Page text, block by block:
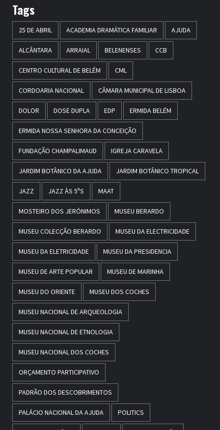
Tags
25 DE ABRIL ACADEMIA DRAMÁTICA FAMILIAR AJUDA
ALCÂNTARA ARRAIAL BELENENSES CCB
CENTRO CULTURAL DE BELÉM CML
CORDOARIA NACIONAL CÂMARA MUNICIPAL DE LISBOA
DOLOR DOSE DUPLA EDP ERMIDA BELÉM
ERMIDA NOSSA SENHORA DA CONCEIÇÃO
FUNDAÇÃO CHAMPALIMAUD IGREJA CARAVELA
JARDIM BOTÂNICO DA AJUDA JARDIM BOTÂNICO TROPICAL
JAZZ JAZZ ÀS 5ªS MAAT
MOSTEIRO DOS JERÓNIMOS MUSEU BERARDO
MUSEU COLECÇÃO BERARDO MUSEU DA ELECTRICIDADE
MUSEU DA ELETRICIDADE MUSEU DA PRESIDENCIA
MUSEU DE ARTE POPULAR MUSEU DE MARINHA
MUSEU DO ORIENTE MUSEU DOS COCHES
MUSEU NACIONAL DE ARQUEOLOGIA
MUSEU NACIONAL DE ETNOLOGIA
MUSEU NACIONAL DOS COCHES
ORÇAMENTO PARTICIPATIVO
PADRÃO DOS DESCOBRIMENTOS
PALÁCIO NACIONAL DA AJUDA POLITICS